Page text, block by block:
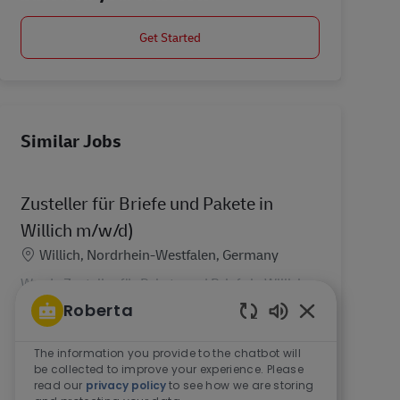
Get Started
Similar Jobs
Zusteller für Briefe und Pakete in
Willich m/w/d)
Location
Willich, Nordrhein-Westfalen, Germany
Werde Zusteller für Pakete und Briefe in Willich.
Was wir bieten. 18,50 € Tarif-Stundenlohn inkl.
50% Weihnachtsgeld und regionale
Arbeitsmarktzulage. Weitere 50%
Weihnachtsgeld im November. Bis zu...
Roberta
The information you provide to the chatbot will
be collected to improve your experience. Please
read our privacy policyto see how we are storing